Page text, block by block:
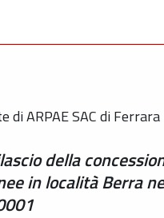
di ARPAE SAC di
della
in località Berra